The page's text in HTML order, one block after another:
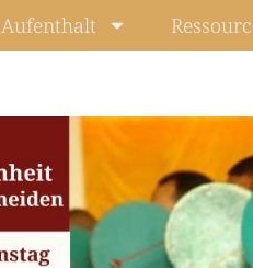
Aufenthalt